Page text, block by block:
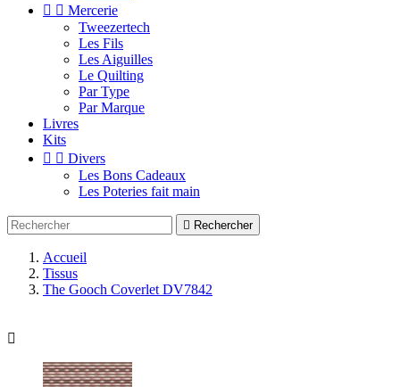
  Mercerie
Tweezertech
Les Fils
Les Aiguilles
Le Quilting
Par Type
Par Marque
Livres
Kits
  Divers
Les Bons Cadeaux
Les Poteries fait main
 Rechercher
Accueil
Tissus
The Gooch Coverlet DV7842
